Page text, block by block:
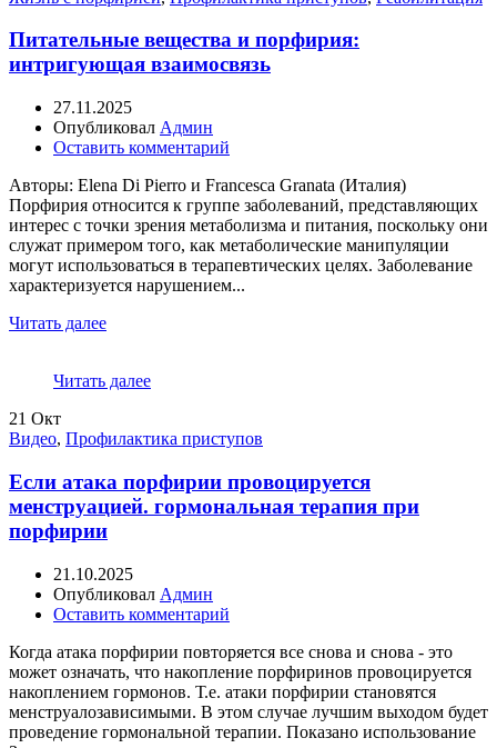
Питательные вещества и порфирия:
интригующая взаимосвязь
27.11.2025
Опубликовал Админ
Оставить комментарий
Авторы: Elena Di Pierro и Francesca Granata (Италия)
Порфирия относится к группе заболеваний, представляющих
интерес с точки зрения метаболизма и питания, поскольку они
служат примером того, как метаболические манипуляции
могут использоваться в терапевтических целях. Заболевание
характеризуется нарушением...
Читать далее
Читать далее
21 Окт
Видео, Профилактика приступов
Если атака порфирии провоцируется
менструацией. гормональная терапия при
порфирии
21.10.2025
Опубликовал Админ
Оставить комментарий
Когда атака порфирии повторяется все снова и снова - это
может означать, что накопление порфиринов провоцируется
накоплением гормонов. Т.е. атаки порфирии становятся
менструалозависимыми. В этом случае лучшим выходом будет
проведение гормональной терапии. Показано использование